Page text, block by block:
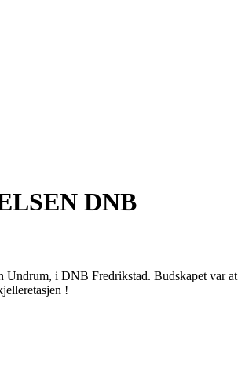
DNB
Undrum, i DNB Fredrikstad. Budskapet var at
!